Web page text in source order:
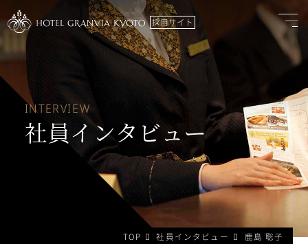
採用サイト
INTERVIEW
社員インタビュー
TOP 社員インタビュー 鹿島 聡子